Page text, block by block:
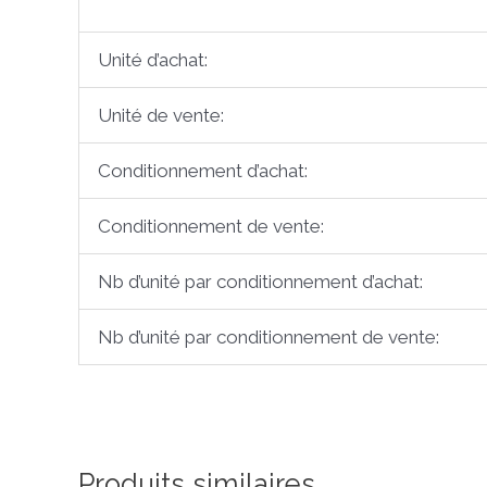
Unité d’achat:
Unité de vente:
Conditionnement d’achat:
Conditionnement de vente:
Nb d’unité par conditionnement d’achat:
Nb d’unité par conditionnement de vente: